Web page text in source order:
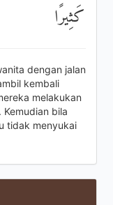
كَثِيرًا
dengan jalan
kembali
melakukan
bila
tidak menyukai